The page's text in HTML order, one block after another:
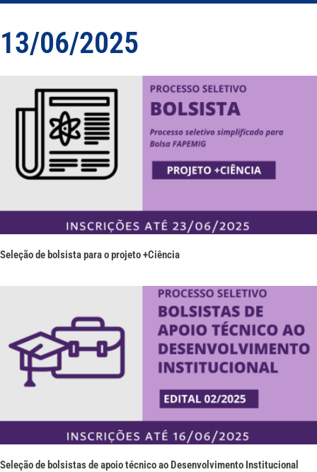
13/06/2025
Seleção de bolsista para o projeto +Ciência
Seleção de bolsistas de apoio técnico ao Desenvolvimento Institucional